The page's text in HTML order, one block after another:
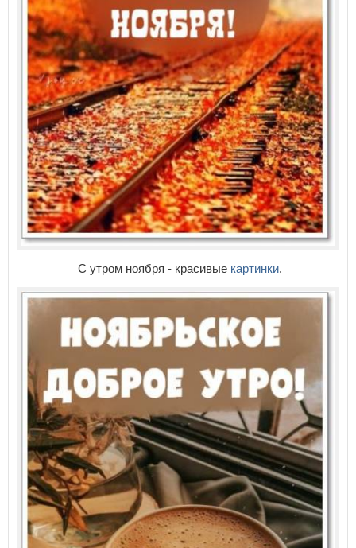
С утром ноября - красивые картинки.